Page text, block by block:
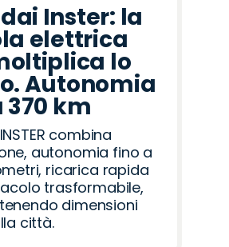
Inster: la
elettrica
lo
Autonomia
370 km
combina
autonomia fino a
ricarica rapida
trasformabile,
dimensioni
città.